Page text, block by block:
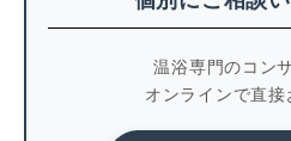
温浴専門のコン
オンラインで直接